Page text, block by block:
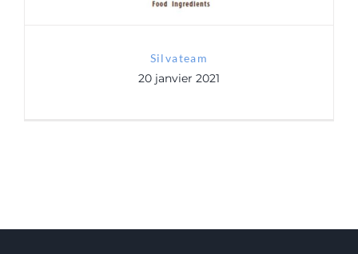
Silvateam
20 janvier 2021